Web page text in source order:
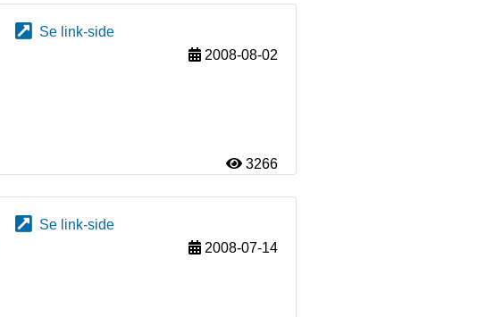
Se link-side
2008-08-02
3266
Se link-side
2008-07-14